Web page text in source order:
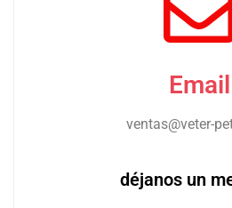
Email
ventas@veter-
déjanos un